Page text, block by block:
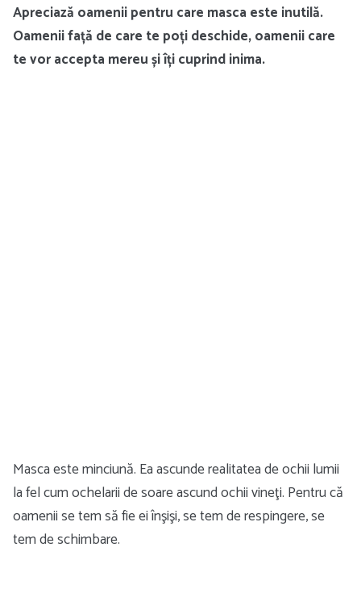
Apreciază oamenii pentru care masca este inutilă.
Oamenii față de care te poți deschide, oamenii care
te vor accepta mereu și îți cuprind inima.
Masca este minciună. Ea ascunde realitatea de ochii lumii
la fel cum ochelarii de soare ascund ochii vineţi. Pentru că
oamenii se tem să fie ei înşişi, se tem de respingere, se
tem de schimbare.